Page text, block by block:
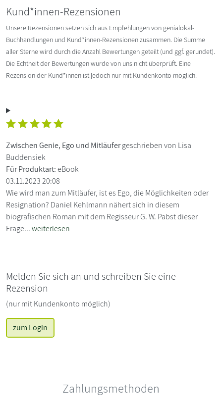
Kund*innen-Rezensionen
Unsere Rezensionen setzen sich aus Empfehlungen von genialokal-
Buchhandlungen und Kund*innen-Rezensionen zusammen. Die Summe
aller Sterne wird durch die Anzahl Bewertungen geteilt (und ggf. gerundet).
Die Echtheit der Bewertungen wurde von uns nicht überprüft. Eine
Rezension der Kund*innen ist jedoch nur mit Kundenkonto möglich.
Zwischen Genie, Ego und Mitläufergeschrieben von Lisa
Buddensiek
Für Produktart:eBook
03.11.2023 20:08
Wie wird man zum Mitläufer, ist es Ego, die Möglichkeiten oder
Resignation? Daniel Kehlmann nähert sich in diesem
biografischen Roman mit dem Regisseur G. W. Pabst dieser
Frage...weiterlesen
Melden Sie sich an und schreiben Sie eine
Rezension
(nur mit Kundenkonto möglich)
zum Login
Zahlungsmethoden